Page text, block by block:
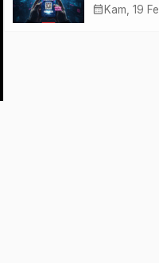
Penjualan di
calendar_month Kam, 19